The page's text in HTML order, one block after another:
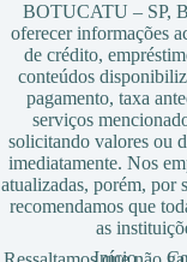
BOTUCATU – SP,
oferecer informações
de crédito,
conteúdos
pagamento, taxa
serviços
solicitando valores ou
imediatamente. Nos
atualizadas, porém, por
recomendamos que
as
Início